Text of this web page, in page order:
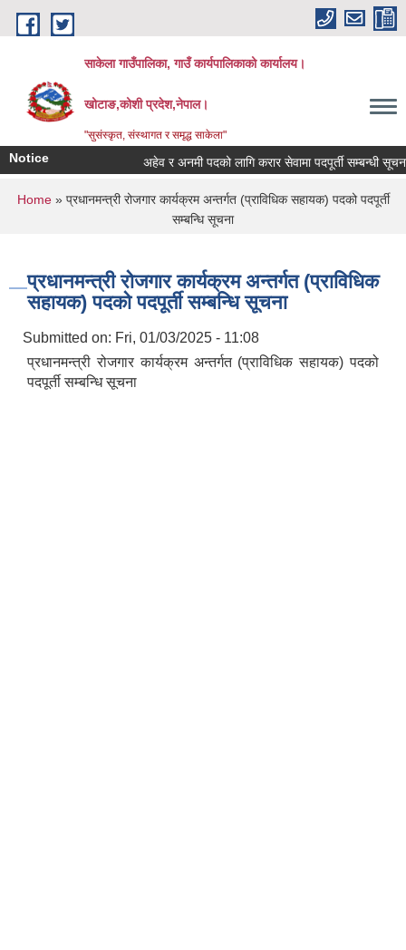
Skip to main content
साकेला गाउँपालिका, गाउँ कार्यपालिकाको कार्यालय।
खोटाङ,कोशी प्रदेश,नेपाल।
"सुसंस्कृत, संस्थागत र समृद्ध साकेला"
Notice अहेव र अनमी पदको लागि करार सेवामा पदपूर्ती सम्बन्धी सूचना
You are here
Home» प्रधानमन्त्री रोजगार कार्यक्रम अन्तर्गत (प्राविधिक सहायक) पदको पदपूर्ती
सम्बन्धि सूचना
प्रधानमन्त्री रोजगार कार्यक्रम अन्तर्गत (प्राविधिक
सहायक) पदको पदपूर्ती सम्बन्धि सूचना
Submitted on: Fri, 01/03/2025 - 11:08
प्रधानमन्त्री रोजगार कार्यक्रम अन्तर्गत (प्राविधिक सहायक) पदको
पदपूर्ती सम्बन्धि सूचना